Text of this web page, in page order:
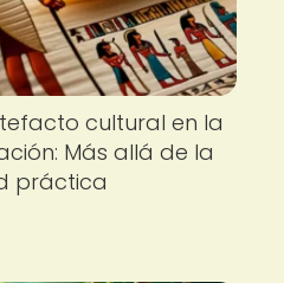
cultural en la
Más allá de la
práctica